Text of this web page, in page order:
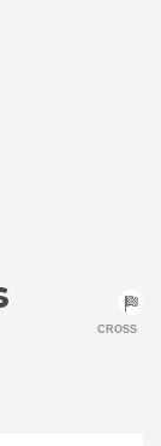
CROSS